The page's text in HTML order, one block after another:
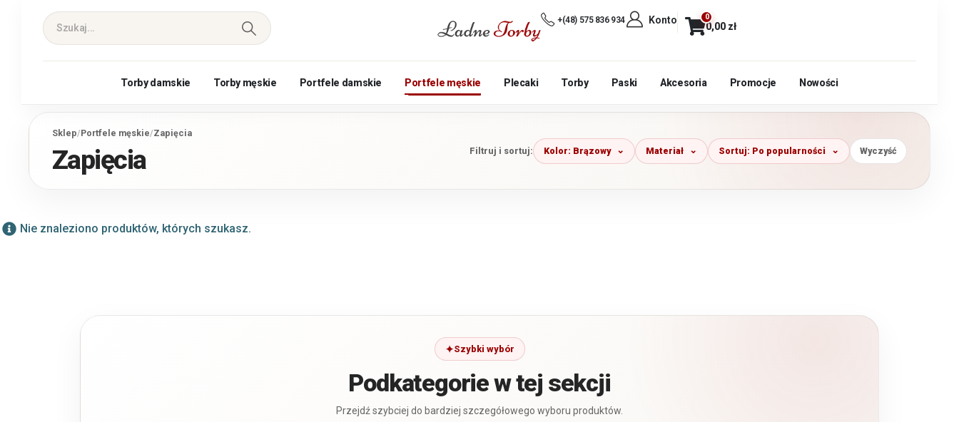
+(48) 575 836 934 Konto 0
0,00 zł
Torby damskie Torby męskie Portfele damskie Portfele męskie Plecaki Torby Paski Akcesoria Promocje Nowości
Sklep/Portfele męskie/Zapięcia
Zapięcia Filtruj i sortuj: Kolor: Brązowy Materiał Sortuj: Po popularności Wyczyść
Nie znaleziono produktów, których szukasz.
Szybki wybór
Podkategorie w tej sekcji
Przejdź szybciej do bardziej szczegółowego wyboru produktów.